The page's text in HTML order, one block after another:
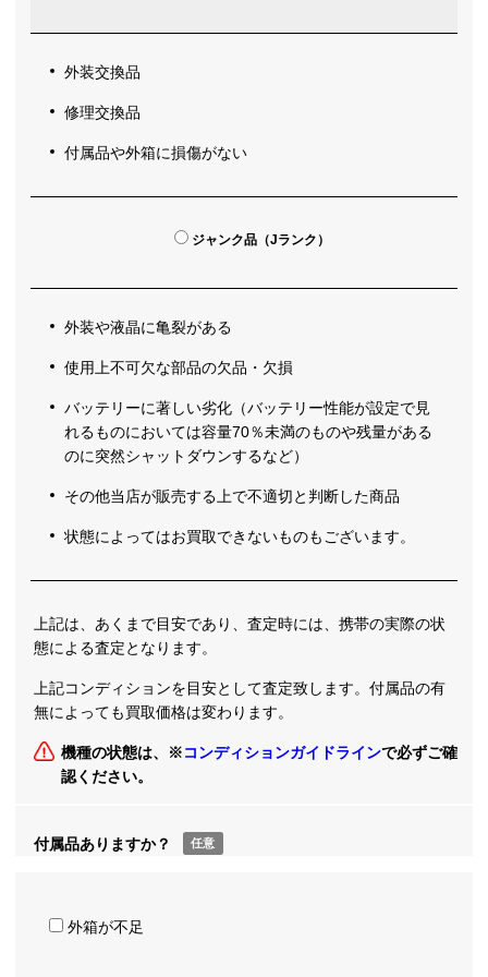
外装交換品
修理交換品
付属品や外箱に損傷がない
ジャンク品（Jランク）
外装や液晶に亀裂がある
使用上不可欠な部品の欠品・欠損
バッテリーに著しい劣化（バッテリー性能が設定で見
れるものにおいては容量70％未満のものや残量がある
のに突然シャットダウンするなど）
その他当店が販売する上で不適切と判断した商品
状態によってはお買取できないものもございます。
上記は、あくまで目安であり、査定時には、携帯の実際の状
態による査定となります。
上記コンディションを目安として査定致します。付属品の有
無によっても買取価格は変わります。
機種の状態は、※コンディションガイドラインで必ずご確
認ください。
付属品ありますか？ 任意
外箱が不足